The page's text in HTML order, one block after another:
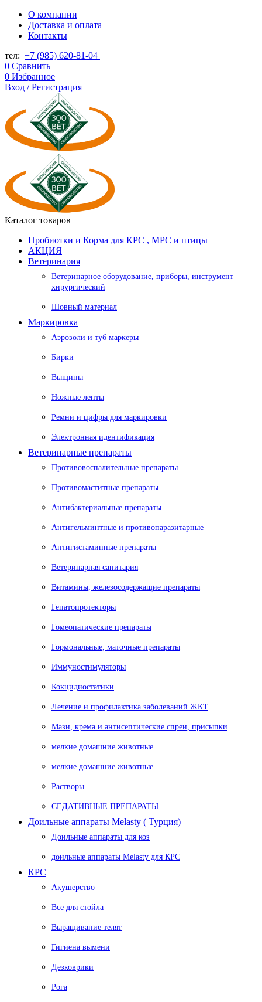
О компании
Доставка и оплата
Контакты
тел: +7 (985) 620-81-04
0 Сравнить
0 Избранное
Вход / Регистрация
Каталог товаров
Пробиотки и Корма для КРС , МРС и птицы
АКЦИЯ
Ветеринария
Ветеринарное оборудование, приборы, инструмент
хирургический
Шовный материал
Маркировка
Аэрозоли и туб маркеры
Бирки
Выщипы
Ножные ленты
Ремни и цифры для маркировки
Электронная идентификация
Ветеринарные препараты
Противовоспалительные препараты
Противомаститные препараты
Антибактериальные препараты
Антигельминтные и противопаразитарные
Антигистаминные препараты
Ветеринарная санитария
Витамины, железосодержащие препараты
Гепатопротекторы
Гомеопатические препараты
Гормональные, маточные препараты
Иммуностимуляторы
Кокцидиостатики
Лечение и профилактика заболеваний ЖКТ
Мази, крема и антисептические спреи, присыпки
мелкие домашние животные
мелкие домашние животные
Растворы
СЕДАТИВНЫЕ ПРЕПАРАТЫ
Доильные аппараты Melasty ( Турция)
Доильные аппараты для коз
доильные аппараты Melasty для КРС
КРС
Акушерство
Все для стойла
Выращивание телят
Гигиена вымени
Дезковрики
Рога